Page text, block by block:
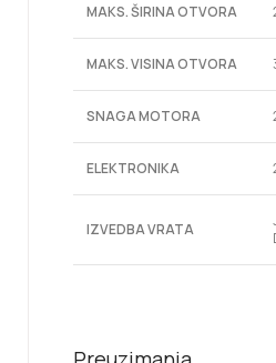
MAKS. ŠIRINA OTVORA
MAKS. VISINA OTVORA
SNAGA MOTORA
ELEKTRONIKA
IZVEDBA VRATA